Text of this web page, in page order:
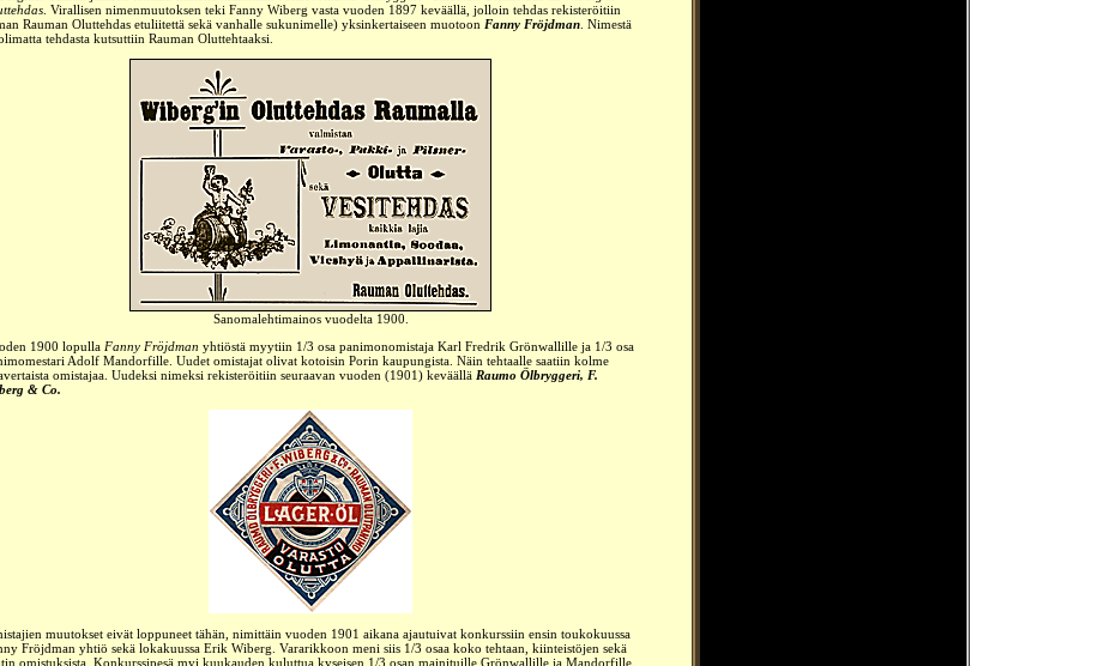
. Virallisen nimenmuutoksen teki Fanny Wiberg vasta vuoden 1897 keväällä, jolloin tehdas rekisteröitiin
Rauman Oluttehdas etuliitettä sekä vanhalle sukunimelle) yksinkertaiseen muotoon Fanny Fröjdman . Nimestä
tehdasta kutsuttiin Rauman Oluttehtaaksi.
Sanomalehtimainos vuodelta 1900.
1900 lopulla Fanny Fröjdman yhtiöstä myytiin 1/3 osa panimonomistaja Karl Fredrik Grönwallille ja 1/3 osa
Adolf Mandorfille. Uudet omistajat olivat kotoisin Porin kaupungista. Näin tehtaalle saatiin kolme
omistajaa. Uudeksi nimeksi rekisteröitiin seuraavan vuoden (1901) keväällä Raumo Ölbryggeri, F.
& Co.
muutokset eivät loppuneet tähän, nimittäin vuoden 1901 aikana ajautuivat konkurssiin ensin toukokuussa
Fröjdman yhtiö sekä lokakuussa Erik Wiberg. Vararikkoon meni siis 1/3 osaa koko tehtaan, kiinteistöjen sekä
omistuksista. Konkurssipesä myi kuukauden kuluttua kyseisen 1/3 osan mainituille Grönwallille ja Mandorfille.